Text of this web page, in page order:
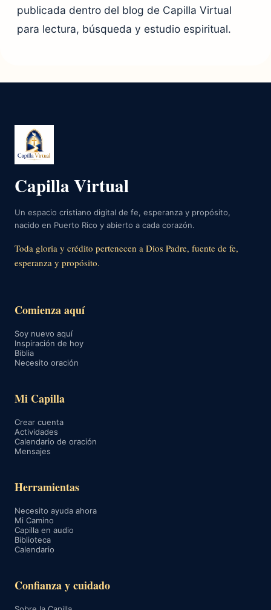
publicada dentro del blog de Capilla Virtual
para lectura, búsqueda y estudio espiritual.
Capilla Virtual
Un espacio cristiano digital de fe, esperanza y propósito,
nacido en Puerto Rico y abierto a cada corazón.
Toda gloria y crédito pertenecen a Dios Padre, fuente de fe,
esperanza y propósito.
Comienza aquí
Soy nuevo aquí
Inspiración de hoy
Biblia
Necesito oración
Mi Capilla
Crear cuenta
Actividades
Calendario de oración
Mensajes
Herramientas
Necesito ayuda ahora
Mi Camino
Capilla en audio
Biblioteca
Calendario
Confianza y cuidado